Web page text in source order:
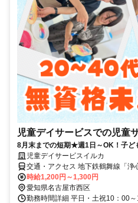
児童デイサービスでの児童
8月末までの短期★週1日～OK！子ど
児童デイサービスイルカ
交通・アクセス 地下鉄鶴舞線「浄
時給1,200円～1,300円
愛知県名古屋市西区
勤務時間詳細 平日・土祝10：00